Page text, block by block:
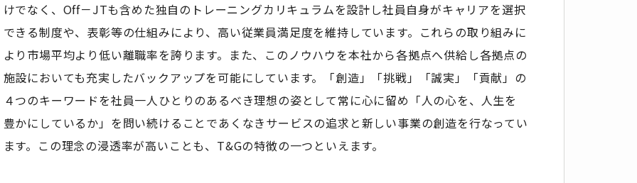
けでなく、Off－JTも含めた独自のトレーニングカリキュラムを設計し社員自身がキャリアを選択
できる制度や、表彰等の仕組みにより、高い従業員満足度を維持しています。これらの取り組みに
より市場平均より低い離職率を誇ります。また、このノウハウを本社から各拠点へ供給し各拠点の
施設においても充実したバックアップを可能にしています。「創造」「挑戦」「誠実」「貢献」の
４つのキーワードを社員一人ひとりのあるべき理想の姿として常に心に留め「人の心を、人生を
豊かにしているか」を問い続けることであくなきサービスの追求と新しい事業の創造を行なってい
ます。この理念の浸透率が高いことも、T&Gの特徴の一つといえます。